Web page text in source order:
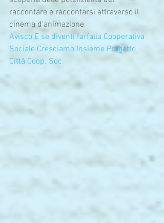
raccontare e raccontarsi attraverso il
cinema d'animazione.
Avisco E se diventi farfalla Cooperativa
Sociale Cresciamo Insieme Progetto
Città Coop. Soc.